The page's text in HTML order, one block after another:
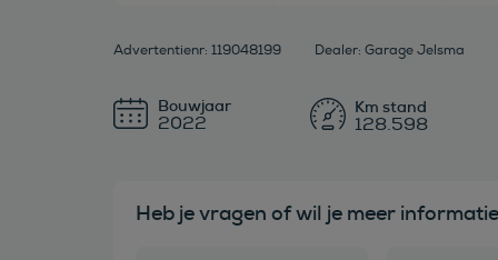
Advertentienr: 119048199 Dealer: Garage Jelsma
Bouwjaar
2022 128.598
Heb je vragen of wil je meer